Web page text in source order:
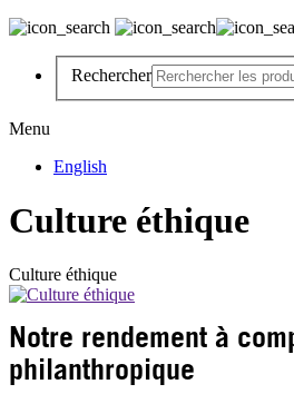
Rechercher
Menu
English
Culture éthique
Culture éthique
Notre rendement à
philanthropique